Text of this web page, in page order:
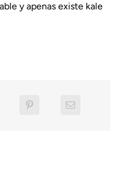
y apenas existe kale